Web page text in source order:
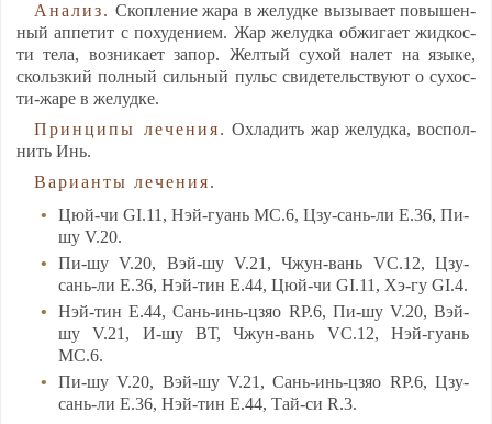
Ана­лиз. Скоп­ле­ние жа­ра в же­луд­ке вы­зы­ва­ет по­вы­шен­
ный ап­пе­тит с по­ху­де­ни­ем. Жар же­луд­ка об­жи­га­ет жид­кос­
ти те­ла, воз­ни­ка­ет за­пор. Жел­тый су­хой на­лет на язы­ке,
сколь­зкий пол­ный силь­ный пульс сви­де­тель­ству­ют о су­хос­
ти-жа­ре в же­луд­ке.
Прин­ци­пы ле­че­ния. Ох­ла­дить жар же­луд­ка, вос­пол­
нить Инь.
Ва­ри­ан­ты ле­че­ния.
Цюй-чи GI.11, Нэй-гу­ань MC.6, Цзу-сань-ли E.36, Пи-
шу V.20.
Пи-шу V.20, Вэй-шу V.21, Чжун-вань VC.12, Цзу-
сань-ли E.36, Нэй-тин E.44, Цюй-чи GI.11, Хэ-гу GI.4.
Нэй-тин E.44, Сань-инь-цзяо RP.6, Пи-шу V.20, Вэй-
шу V.21, И-шу ВТ, Чжун-вань VC.12, Нэй-гу­ань
MC.6.
Пи-шу V.20, Вэй-шу V.21, Сань-инь-цзяо RP.6, Цзу-
сань-ли E.36, Нэй-тин E.44, Тай-си R.3.